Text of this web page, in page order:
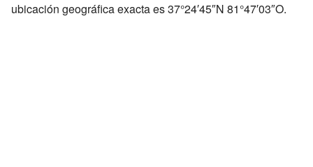
ubicación geográfica exacta es 37°24′45″N 81°47′03″O.